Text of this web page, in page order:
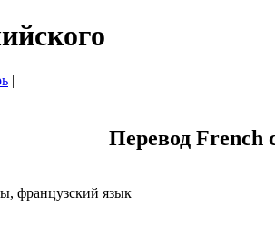
|
Перевод French
французский язык